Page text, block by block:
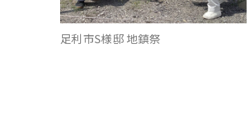
足利市S様邸 地鎮祭